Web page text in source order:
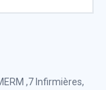
,7 Infirmières,